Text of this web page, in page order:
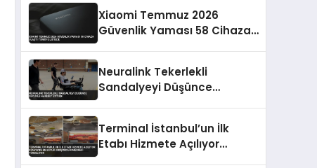
Xiaomi Temmuz 2026
Güvenlik Yaması 58 Cihaza
Neuralink Tekerlekli
Sandalyeyi Düşünce
Terminal İstanbul’un İlk
Etabı Hizmete Açılıyor